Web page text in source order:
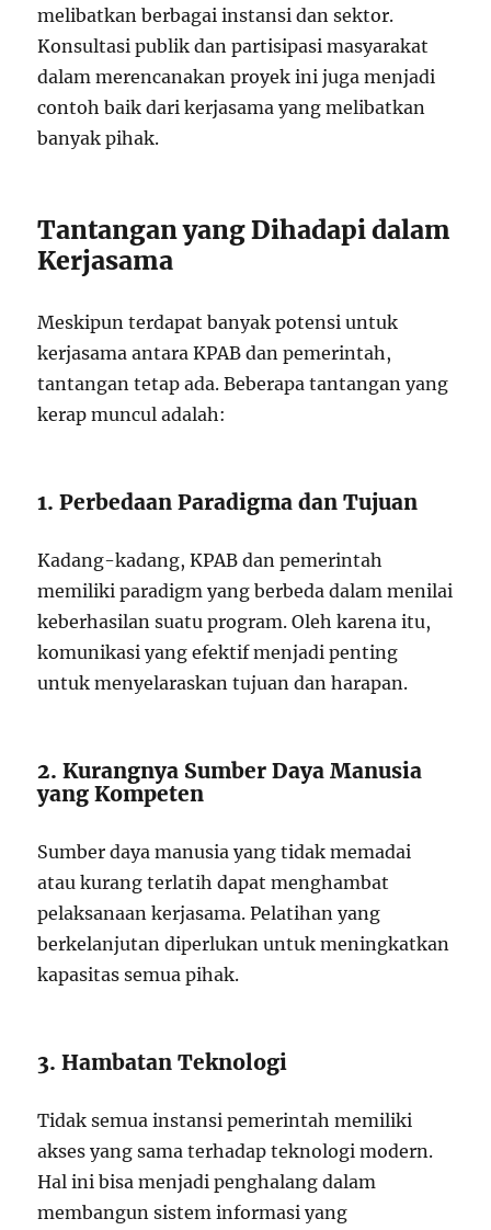
melibatkan berbagai instansi dan sektor.
Konsultasi publik dan partisipasi masyarakat
dalam merencanakan proyek ini juga menjadi
contoh baik dari kerjasama yang melibatkan
banyak pihak.
Tantangan yang Dihadapi dalam
Kerjasama
Meskipun terdapat banyak potensi untuk
kerjasama antara KPAB dan pemerintah,
tantangan tetap ada. Beberapa tantangan yang
kerap muncul adalah:
1. Perbedaan Paradigma dan Tujuan
Kadang-kadang, KPAB dan pemerintah
memiliki paradigm yang berbeda dalam menilai
keberhasilan suatu program. Oleh karena itu,
komunikasi yang efektif menjadi penting
untuk menyelaraskan tujuan dan harapan.
2. Kurangnya Sumber Daya Manusia
yang Kompeten
Sumber daya manusia yang tidak memadai
atau kurang terlatih dapat menghambat
pelaksanaan kerjasama. Pelatihan yang
berkelanjutan diperlukan untuk meningkatkan
kapasitas semua pihak.
3. Hambatan Teknologi
Tidak semua instansi pemerintah memiliki
akses yang sama terhadap teknologi modern.
Hal ini bisa menjadi penghalang dalam
membangun sistem informasi yang